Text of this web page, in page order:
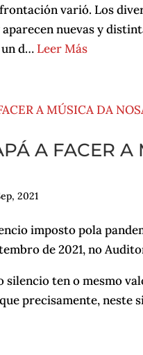
varió. Los
nuevas y
un d… Leer Más
A FACER
2021
imposto pola
de 2021, no
silencio ten o mesmo
precisamente, neste